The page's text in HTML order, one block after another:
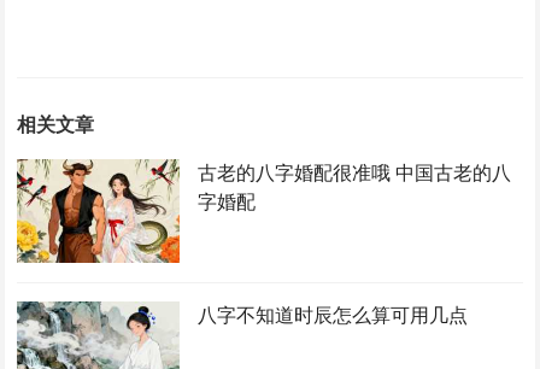
相关文章
古老的八字婚配很准哦 中国古老的八
字婚配
八字不知道时辰怎么算可用几点